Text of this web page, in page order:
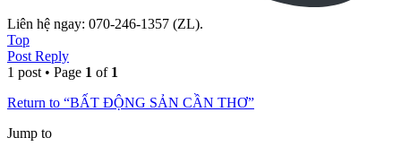
Liên hệ ngay: 070-246-1357 (ZL).
Top
Post Reply
1 post • Page 1 of 1
Return to “BẤT ĐỘNG SẢN CẦN THƠ”
Jump to